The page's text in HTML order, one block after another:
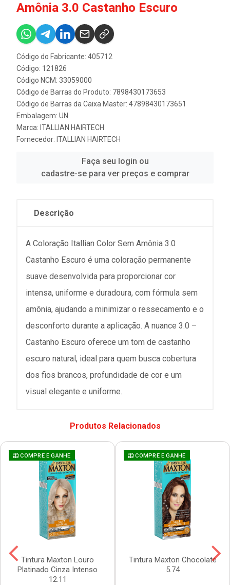
Amônia 3.0 Castanho Escuro
Código do Fabricante: 405712
Código: 121826
Código NCM: 33059000
Código de Barras do Produto: 7898430173653
Código de Barras da Caixa Master: 47898430173651
Embalagem: UN
Marca: ITALLIAN HAIRTECH
Fornecedor: ITALLIAN HAIRTECH
Faça seu login ou
cadastre-se para ver preços e comprar
Descrição
A Coloração Itallian Color Sem Amônia 3.0
Castanho Escuro é uma coloração permanente
suave desenvolvida para proporcionar cor
intensa, uniforme e duradoura, com fórmula sem
amônia, ajudando a minimizar o ressecamento e o
desconforto durante a aplicação. A nuance 3.0 –
Castanho Escuro oferece um tom de castanho
escuro natural, ideal para quem busca cobertura
dos fios brancos, profundidade de cor e um
visual elegante e uniforme.
Produtos Relacionados
COMPRE E GANHE
Tintura Maxton Louro
Platinado Cinza Intenso
12.11
COMPRE E GANHE
Tintura Maxton Chocolate
5.74